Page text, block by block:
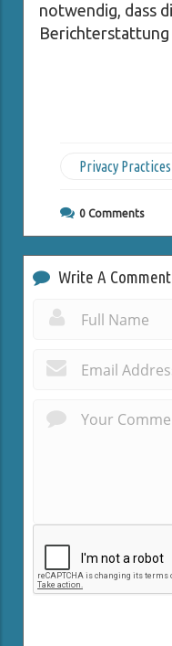
notwendig, dass
Privacy Practices
0 Comments
Write A Comment